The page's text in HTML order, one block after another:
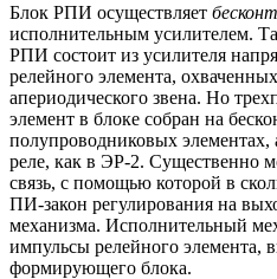
Блок РПИ осуществляет
исполнительным усилителем.
РПИ состоит из усилителя
релейного элемента,
апериодического звена. Но
элемент в блоке собран на
полупроводниковых элементах,
реле, как в ЭР-2. Существенно
связь, с помощью которой в
ПИ-закон регулирования на
механизма. Исполнительный
импульсы релейного элемента,
формирующего блока.